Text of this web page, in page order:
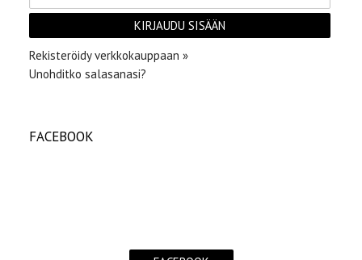
Rekisteröidy verkkokauppaan »
Unohditko salasanasi?
FACEBOOK